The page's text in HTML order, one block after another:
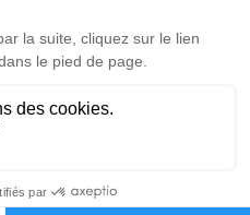
sociaux
personnelles